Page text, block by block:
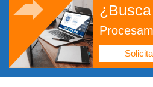
¿Busca
Cuentas por Pagar
Cuentas por Cobrar
De Pedido a Cobro